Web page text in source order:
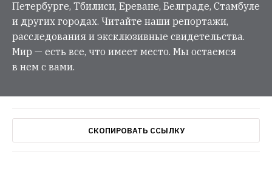
Петербурге, Тбилиси, Ереване, Белграде, Стамбуле
и других городах. Читайте наши репортажи,
расследования и эксклюзивные свидетельства.
Мир — есть все, что имеет место. Мы остаемся
в нем с вами.
СКОПИРОВАТЬ ССЫЛКУ